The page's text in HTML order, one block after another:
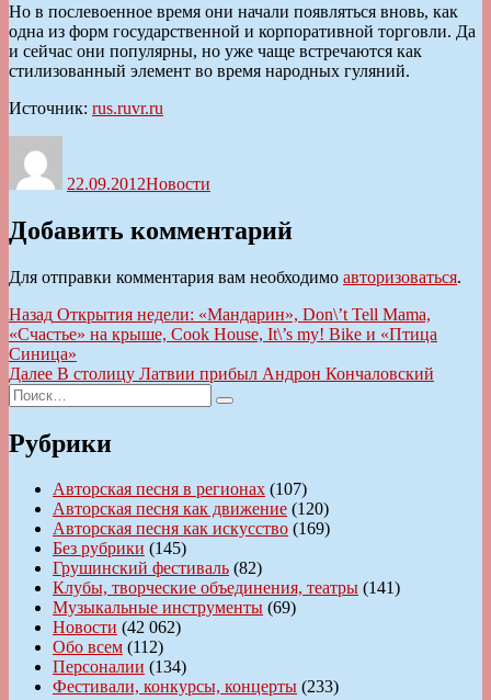
Но в послевоенное время они начали появляться вновь, как
одна из форм государственной и корпоративной торговли. Да
и сейчас они популярны, но уже чаще встречаются как
стилизованный элемент во время народных гуляний.
Источник: rus.ruvr.ru
22.09.2012Новости
Добавить комментарий
Для отправки комментария вам необходимо авторизоваться.
Навигация
по
записям
Назад Предыдущая
запись:
Открытия недели: «Мандарин», Don\’t Tell Mama,
«Счастье» на крыше, Cook House, It\’s my! Bike и «Птица
Синица»
Далее Следующая
В столицу Латвии прибыл Андрон Кончаловский
Искать:
Поиск
Рубрики
Авторская песня в регионах (107)
Авторская песня как движение (120)
Авторская песня как искусство (169)
Без рубрики (145)
Грушинский фестиваль (82)
Клубы, творческие объединения, театры (141)
Музыкальные инструменты (69)
Новости (42 062)
Обо всем (112)
Персоналии (134)
Фестивали, конкурсы, концерты (233)